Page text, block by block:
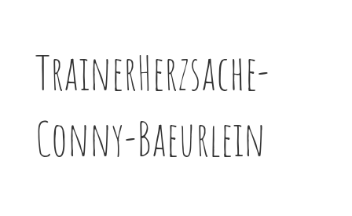
TrainerHerzsache-
Conny-Baeurlein